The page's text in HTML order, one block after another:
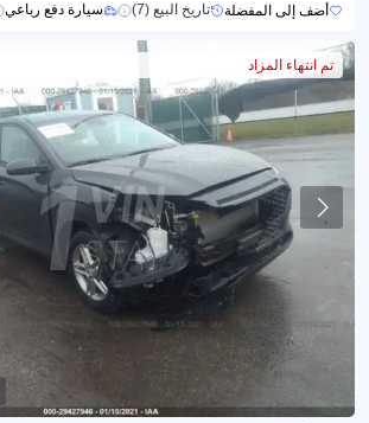
أضف إلى المفضلة تاريخ البيع (7) سيارة دفع رباعي
تم انتهاء المزاد